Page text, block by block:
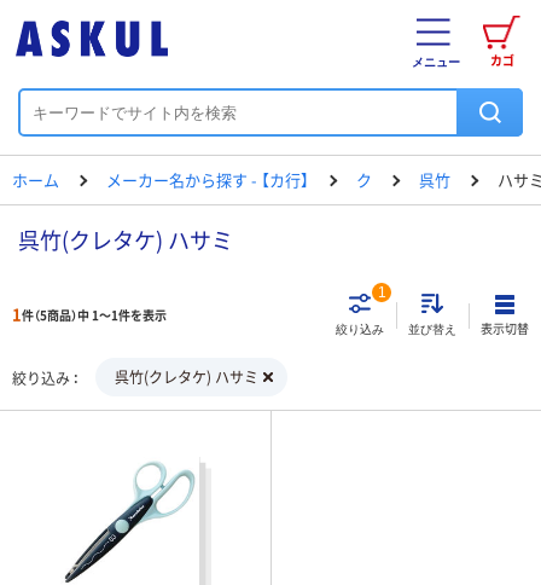
カゴ
メニュー
ホーム メーカー名から探す - 【カ行】 ク 呉竹 ハサ
呉竹(クレタケ) ハサミ
1件（5商品）中 1～1件を表示
絞り込み
1
並び替え 表示切替
絞り込み 呉竹(クレタケ) ハサミ